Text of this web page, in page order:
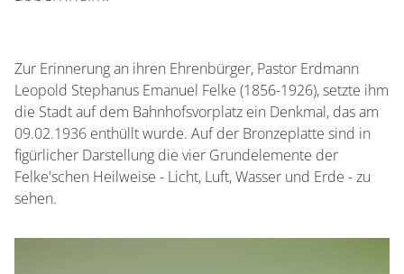
Zur Erinnerung an ihren Ehrenbürger, Pastor Erdmann
Leopold Stephanus Emanuel Felke (1856-1926), setzte ihm
die Stadt auf dem Bahnhofsvorplatz ein Denkmal, das am
09.02.1936 enthüllt wurde. Auf der Bronzeplatte sind in
figürlicher Darstellung die vier Grundelemente der
Felke'schen Heilweise - Licht, Luft, Wasser und Erde - zu
sehen.